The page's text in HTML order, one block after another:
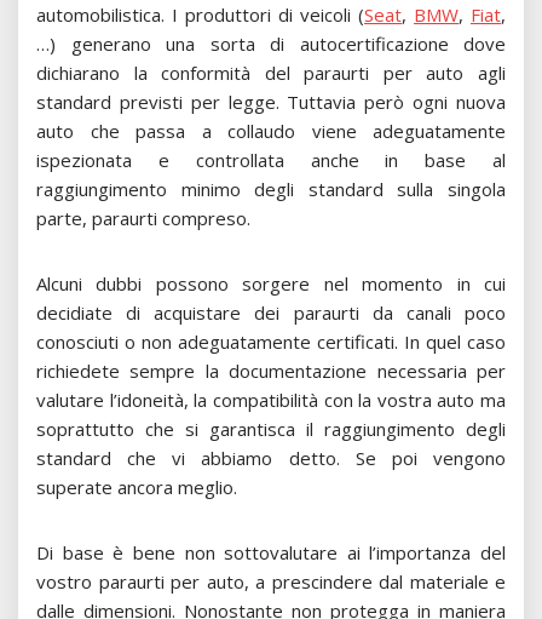
automobilistica. I produttori di veicoli (Seat, BMW, Fiat,
…) generano una sorta di autocertificazione dove
dichiarano la conformità del paraurti per auto agli
standard previsti per legge. Tuttavia però ogni nuova
auto che passa a collaudo viene adeguatamente
ispezionata e controllata anche in base al
raggiungimento minimo degli standard sulla singola
parte, paraurti compreso.
Alcuni dubbi possono sorgere nel momento in cui
decidiate di acquistare dei paraurti da canali poco
conosciuti o non adeguatamente certificati. In quel caso
richiedete sempre la documentazione necessaria per
valutare l’idoneità, la compatibilità con la vostra auto ma
soprattutto che si garantisca il raggiungimento degli
standard che vi abbiamo detto. Se poi vengono
superate ancora meglio.
Di base è bene non sottovalutare ai l’importanza del
vostro paraurti per auto, a prescindere dal materiale e
dalle dimensioni. Nonostante non protegga in maniera